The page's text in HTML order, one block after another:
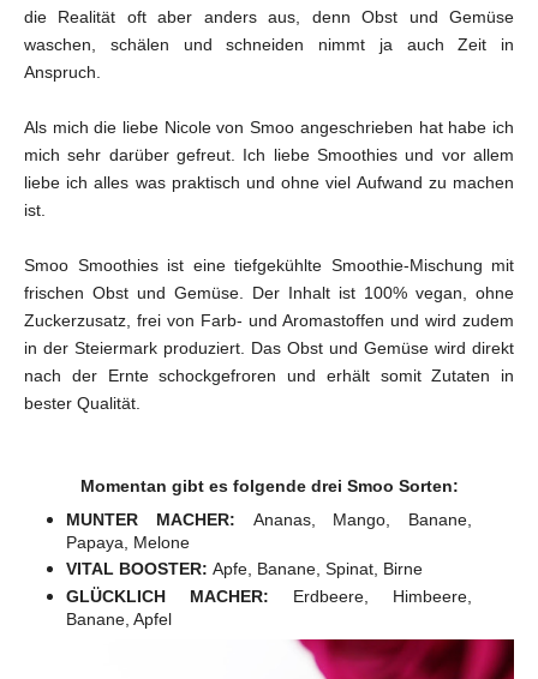
die Realität oft aber anders aus, denn Obst und Gemüse
waschen, schälen und schneiden nimmt ja auch Zeit in
Anspruch.
Als mich die liebe Nicole von Smoo angeschrieben hat habe ich
mich sehr darüber gefreut. Ich liebe Smoothies und vor allem
liebe ich alles was praktisch und ohne viel Aufwand zu machen
ist.
Smoo Smoothies ist eine tiefgekühlte Smoothie-Mischung mit
frischen Obst und Gemüse. Der Inhalt ist 100% vegan, ohne
Zuckerzusatz, frei von Farb- und Aromastoffen und wird zudem
in der Steiermark produziert. Das Obst und Gemüse wird direkt
nach der Ernte schockgefroren und erhält somit Zutaten in
bester Qualität.
Momentan gibt es folgende drei Smoo Sorten:
MUNTER MACHER: Ananas, Mango, Banane,
Papaya, Melone
VITAL BOOSTER: Apfe, Banane, Spinat, Birne
GLÜCKLICH MACHER: Erdbeere, Himbeere,
Banane, Apfel